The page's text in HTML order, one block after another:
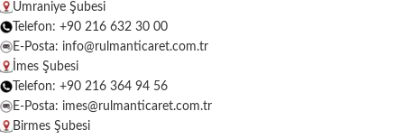
Ümraniye Şubesi
Telefon: +90 216 632 30 00
E-Posta: info@rulmanticaret.com.tr
İmes Şubesi
Telefon: +90 216 364 94 56
E-Posta: imes@rulmanticaret.com.tr
Birmes Şubesi